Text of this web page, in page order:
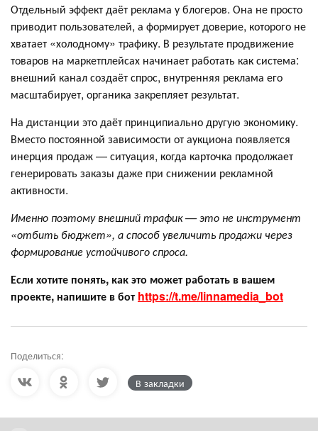
Отдельный эффект даёт реклама у блогеров. Она не просто
приводит пользователей, а формирует доверие, которого не
хватает «холодному» трафику. В результате продвижение
товаров на маркетплейсах начинает работать как система:
внешний канал создаёт спрос, внутренняя реклама его
масштабирует, органика закрепляет результат.
На дистанции это даёт принципиально другую экономику.
Вместо постоянной зависимости от аукциона появляется
инерция продаж — ситуация, когда карточка продолжает
генерировать заказы даже при снижении рекламной
активности.
Именно поэтому внешний трафик — это не инструмент
«отбить бюджет», а способ увеличить продажи через
формирование устойчивого спроса.
Если хотите понять, как это может работать в вашем
проекте, напишите в ботhttps://t.me/linnamedia_bot
Поделиться:
В закладки